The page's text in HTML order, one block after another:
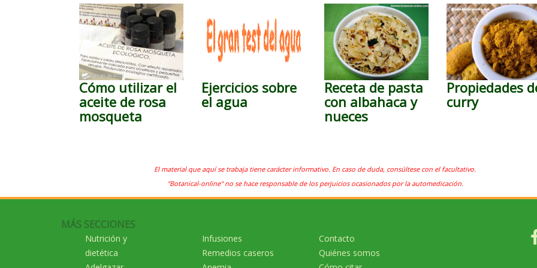
Cómo utilizar el
aceite de rosa
mosqueta
Ejercicios sobre
el agua
Receta de pasta
con albahaca y
nueces
Propiedades
curry
El material que aquí se trabaja tiene carácter informativo. En caso de duda, consúltese con el facultativo.
"Botanical-online" no se hace responsable de los perjuicios ocasionados por la automedicación.
MÁS SECCIONES
Nutrición y
dietética
Infusiones
Remedios caseros
Contacto
Quiénes somos